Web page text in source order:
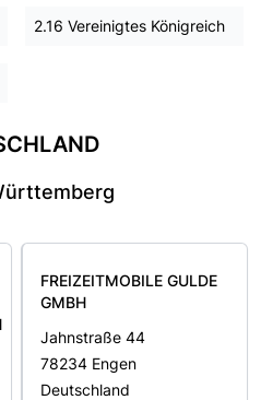
2.16 Vereinigtes Königreich
FREIZEITMOBILE GULDE
GMBH
Jahnstraße 44
78234 Engen
Deutschland